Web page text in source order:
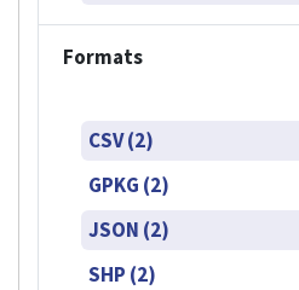
Formats
CSV (2)
GPKG (2)
JSON (2)
SHP (2)